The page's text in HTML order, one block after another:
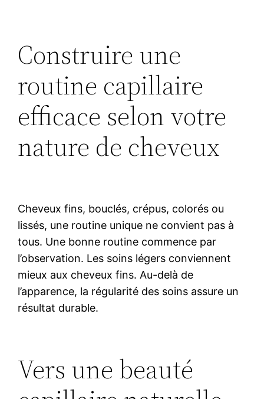
Construire une
routine capillaire
efficace selon votre
nature de cheveux
Cheveux fins, bouclés, crépus, colorés ou
lissés, une routine unique ne convient pas à
tous. Une bonne routine commence par
l’observation. Les soins légers conviennent
mieux aux cheveux fins. Au-delà de
l’apparence, la régularité des soins assure un
résultat durable.
Vers une beauté